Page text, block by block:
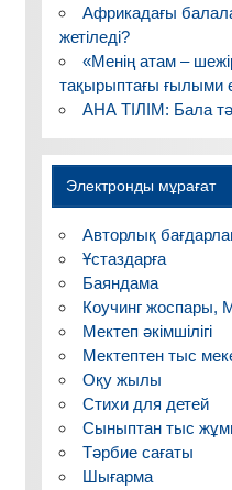
Африкадағы
жетіледі?
«Менің атам –
тақырыптағы ғылыми
АНА ТІЛІМ: Бала
Электронды мұрағат
Авторлық
Ұстаздарға
Баяндама
Коучинг жоспары,
Мектеп әкімшілігі
Мектептен тыс
Оқу жылы
Стихи для детей
Сыныптан тыс
Тәрбие сағаты
Шығарма